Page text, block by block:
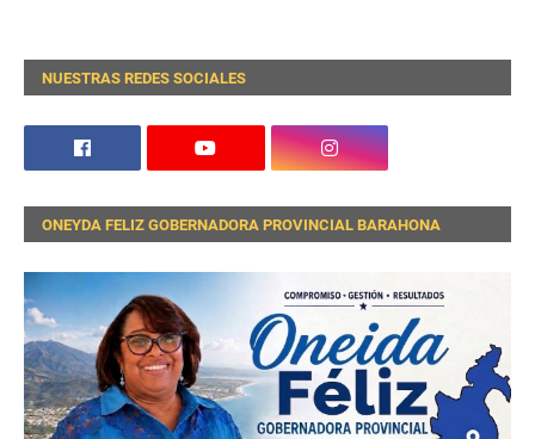
NUESTRAS REDES SOCIALES
ONEYDA FELIZ GOBERNADORA PROVINCIAL BARAHONA